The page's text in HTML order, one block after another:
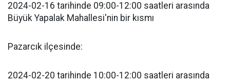
2024-02-16 tarihinde 09:00-12:00 saatleri arasında
Büyük Yapalak Mahallesi'nin bir kısmı
Pazarcık ilçesinde:
2024-02-20 tarihinde 10:00-12:00 saatleri arasında